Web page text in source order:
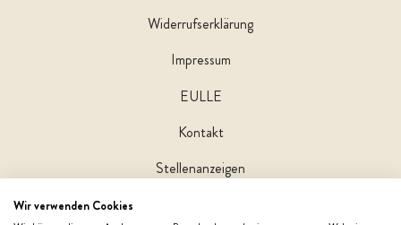
Widerrufserklärung
Impressum
EULLE
Kontakt
Stellenanzeigen
Wir verwenden Cookies